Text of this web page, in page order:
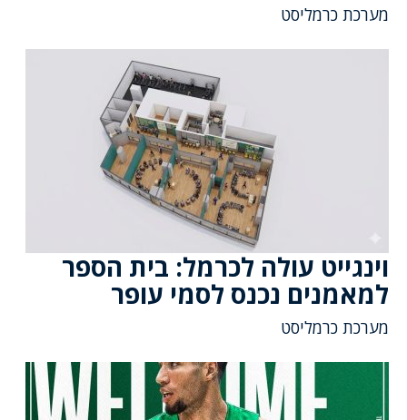
מערכת כרמליסט
וינגייט עולה לכרמל: בית הספר
למאמנים נכנס לסמי עופר
מערכת כרמליסט